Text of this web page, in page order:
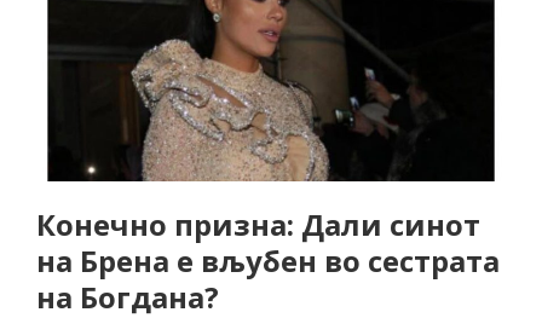
Конечно призна: Дали синот
на Брена е вљубен во сестрата
на Богдана?